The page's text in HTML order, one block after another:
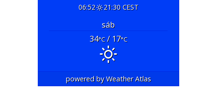
06:52 21:30 CEST
sáb
34°C/ 17°C
powered byWeather Atlas